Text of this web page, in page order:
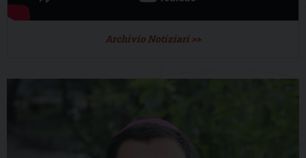
Archivio Notiziari >>